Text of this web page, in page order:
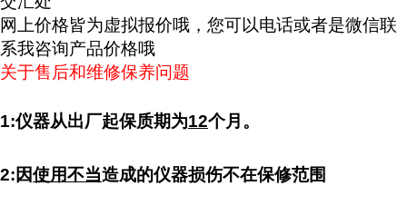
网上价格皆为虚拟报价哦，您可以电话或者是微信联
系我咨询产品价格哦
关于售后和维修保养问题
1:仪器从出厂起保质期为12个月。
2:因使用不当造成的仪器损伤不在保修范围